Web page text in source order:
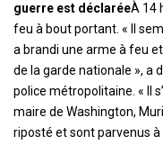
guerre est déclaréeÀ 14
feu à bout portant. « Il
a brandi une arme à feu
de la garde nationale », a
police métropolitaine. « Il
maire de Washington,
riposté et sont parvenus à